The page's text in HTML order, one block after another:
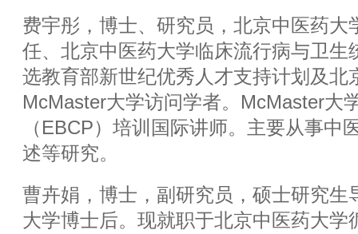
费宇彤，博士、研究员，北京中医药大
任、北京中医药大学临床流行病与卫生
选教育部新世纪优秀人才支持计划及北
McMaster大学访问学者。McMaster大
（EBCP）培训国际讲师。主要从事中
述等研究。
曹卉娟，博士，副研究员，硕士研究生
大学博士后。现就职于北京中医药大学